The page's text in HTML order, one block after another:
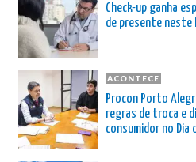
Check-up ganha
de presente neste
ACONTECE
Procon Porto
regras de troca e
consumidor no Dia